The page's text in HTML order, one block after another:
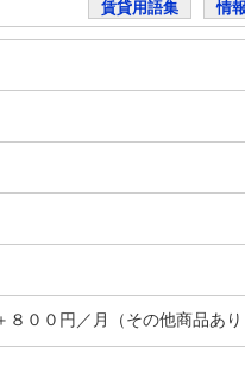
賃貸用語集 情
００円／月（その他商品あり